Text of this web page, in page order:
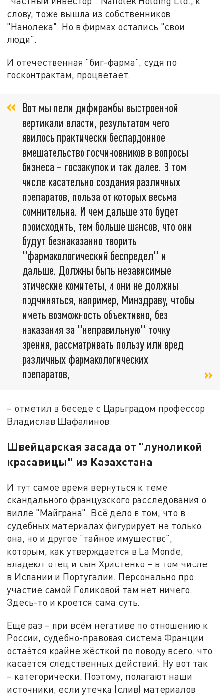
слову, тоже вышла из собственников
"Нанолека". Но в фирмах остались "свои
люди".
И отечественная "биг-фарма", судя по
госконтрактам, процветает.
Вот мы пели дифирамбы выстроенной
вертикали власти, результатом чего
явилось практически беспардонное
вмешательство госчиновников в вопросы
бизнеса – госзакупок и так далее. В том
числе касательно создания различных
препаратов, польза от которых весьма
сомнительна. И чем дальше это будет
происходить, тем больше шансов, что они
будут безнаказанно творить
"фармакологический беспредел" и
дальше. Должны быть независимые
этические комитеты, и они не должны
подчиняться, например, Минздраву, чтобы
иметь возможность объективно, без
наказания за "неправильную" точку
зрения, рассматривать пользу или вред
различных фармакологических
препаратов,
– отметил в беседе с Царьградом профессор
Владислав Шафалинов.
Швейцарская засада от "луноликой
красавицы" из Казахстана
И тут самое время вернуться к теме
скандального французского расследования о
вилле "Майграна". Всё дело в том, что в
судебных материалах фигурирует не только
она, но и другое "тайное имущество",
которым, как утверждается в La Monde,
владеют отец и сын Христенко – в том числе
в Испании и Португалии. Персонально про
участие самой Голиковой там нет ничего.
Здесь-то и кроется сама суть.
Ещё раз – при всём негативе по отношению к
России, судебно-правовая система Франции
остаётся крайне жёсткой по поводу всего, что
касается следственных действий. Ну вот так
– категорически. Поэтому, полагают наши
источники, если утечка (слив) материалов